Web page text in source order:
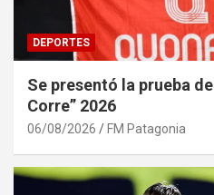
DEPORTES
Se presentó la prueba
Corre” 2026
06/08/2026 FM Patagonia